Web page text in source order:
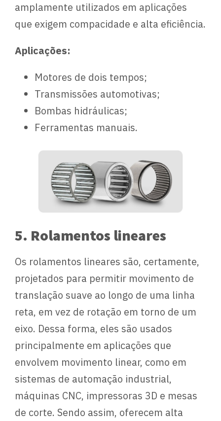
amplamente utilizados em aplicações
que exigem compacidade e alta eficiência.
Aplicações:
Motores de dois tempos;
Transmissões automotivas;
Bombas hidráulicas;
Ferramentas manuais.
5. Rolamentos lineares
Os rolamentos lineares são, certamente,
projetados para permitir movimento de
translação suave ao longo de uma linha
reta, em vez de rotação em torno de um
eixo. Dessa forma, eles são usados
principalmente em aplicações que
envolvem movimento linear, como em
sistemas de automação industrial,
máquinas CNC, impressoras 3D e mesas
de corte. Sendo assim, oferecem alta